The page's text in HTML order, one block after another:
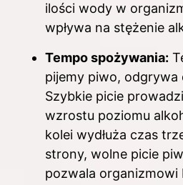
ilości wody w
wpływa na stężenie
Tempo spożywania:
pijemy piwo, odgrywa
Szybkie picie
wzrostu poziomu
kolei wydłuża czas
strony, wolne picie
pozwala